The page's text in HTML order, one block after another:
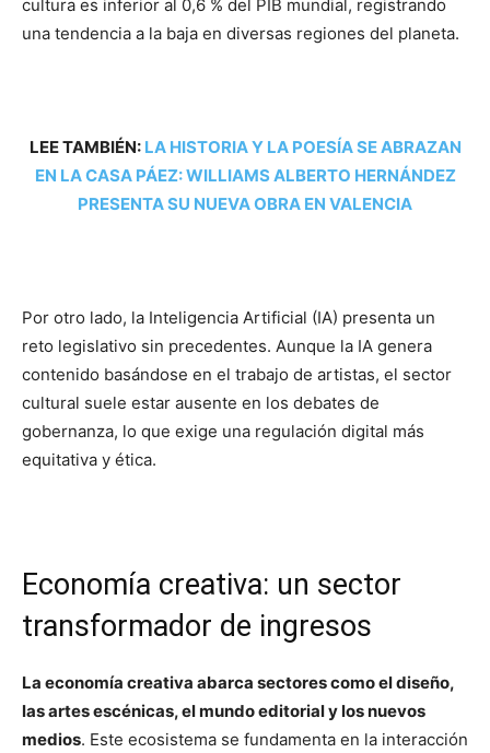
cultura es inferior al 0,6 % del PIB mundial, registrando
una tendencia a la baja en diversas regiones del planeta.
LEE TAMBIÉN: LA HISTORIA Y LA POESÍA SE ABRAZAN
EN LA CASA PÁEZ: WILLIAMS ALBERTO HERNÁNDEZ
PRESENTA SU NUEVA OBRA EN VALENCIA
Por otro lado, la Inteligencia Artificial (IA) presenta un
reto legislativo sin precedentes. Aunque la IA genera
contenido basándose en el trabajo de artistas, el sector
cultural suele estar ausente en los debates de
gobernanza, lo que exige una regulación digital más
equitativa y ética.
Economía creativa: un sector
transformador de ingresos
La economía creativa abarca sectores como el diseño,
las artes escénicas, el mundo editorial y los nuevos
medios. Este ecosistema se fundamenta en la interacción